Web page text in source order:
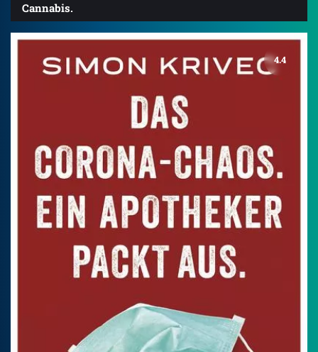
Cannabis.
4.4